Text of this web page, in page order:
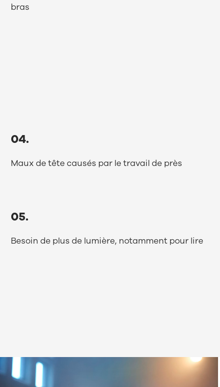
bras
04.
Maux de tête causés par le travail de près
05.
Besoin de plus de lumière, notamment pour lire